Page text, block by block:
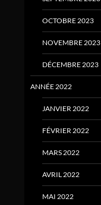
OCTOBRE 2023
NOVEMBRE 2023
DÉCEMBRE 2023
ANNÉE 2022
JANVIER 2022
FÉVRIER 2022
MARS 2022
AVRIL 2022
MAI 2022